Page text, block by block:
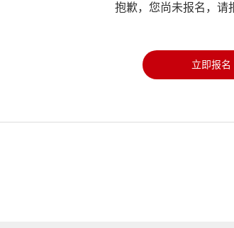
抱歉，您尚未报名，请
立即报名